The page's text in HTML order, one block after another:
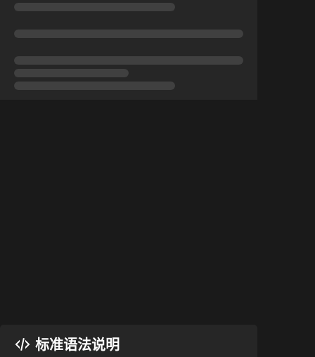
标准语法说明